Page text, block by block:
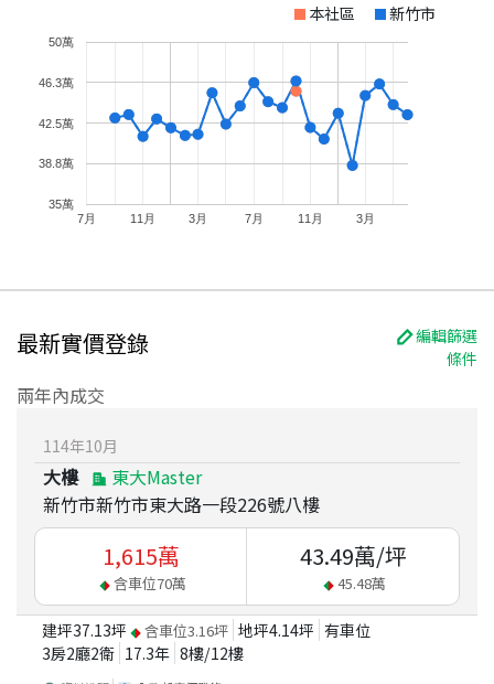
本社區 新竹市
7月 11月 3月 7月 11月 3月
35萬
38.8萬
42.5萬
46.3萬
50萬
最新實價登錄
編輯篩選
條件
兩年內成交
114年10月
大樓
東大Master
新竹市新竹市東大路一段226號八樓
1,615萬
含車位70萬
43.49萬/坪
45.48萬
建坪37.13坪 含車位3.16坪 地坪4.14坪 有車位
3房2廳2衛 17.3年 8樓/12樓